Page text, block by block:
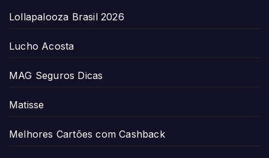
Lollapalooza Brasil 2026
Lucho Acosta
MAG Seguros Dicas
Matisse
Melhores Cartões com Cashback